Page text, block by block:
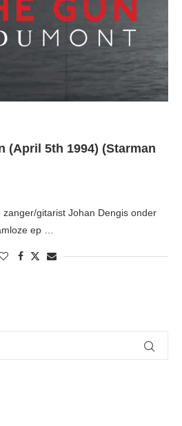
(April 5th 1994) (Starman
gitarist Johan Dengis onder
ep …